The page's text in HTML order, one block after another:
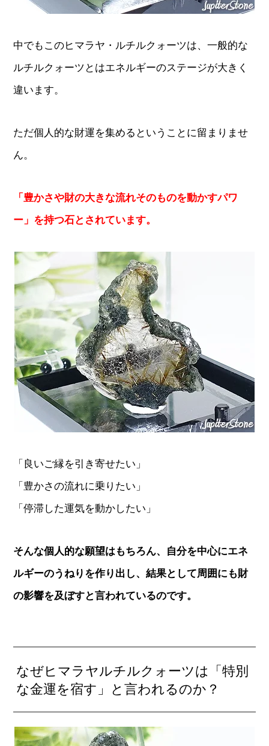
中でもこのヒマラヤ・ルチルクォーツは、一般的な
ルチルクォーツとはエネルギーのステージが大きく
違います。
ただ個人的な財運を集めるということに留まりませ
ん。
「豊かさや財の大きな流れそのものを動かすパワ
ー」を持つ石とされています。
「良いご縁を引き寄せたい」
「豊かさの流れに乗りたい」
「停滞した運気を動かしたい」
そんな個人的な願望はもちろん、自分を中心にエネ
ルギーのうねりを作り出し、結果として周囲にも財
の影響を及ぼすと言われているのです。
なぜヒマラヤルチルクォーツは「特別
な金運を宿す」と言われるのか？